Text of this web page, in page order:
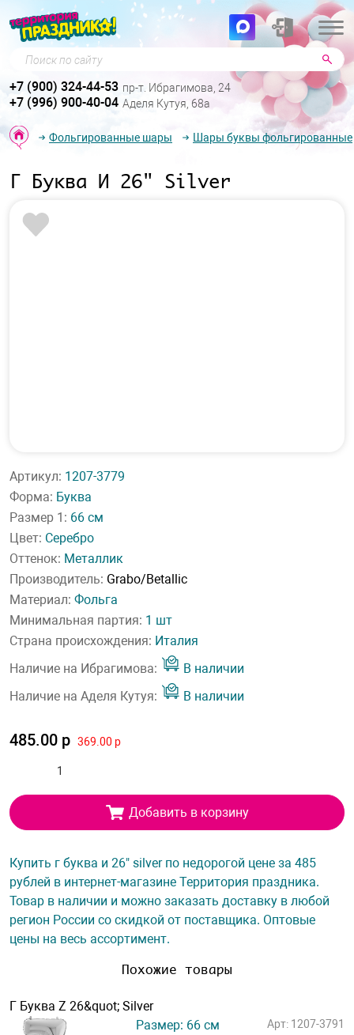
Поиск по сайту
+7 (900) 324-44-53 пр-т. Ибрагимова, 24
+7 (996) 900-40-04 Аделя Кутуя, 68а
Фольгированные шары Шары буквы фольгированные
Г Буква И 26" Silver
Артикул: 1207-3779
Форма: Буква
Размер 1: 66 см
Цвет: Серебро
Оттенок: Металлик
Производитель: Grabo/Betallic
Материал: Фольга
Минимальная партия: 1 шт
Страна происхождения: Италия
Наличие на Ибрагимова:
В наличии
Наличие на Аделя Кутуя:
В наличии
485.00 р 369.00 р
Добавить в корзину
Купить г буква и 26" silver по недорогой цене за 485
рублей в интернет-магазине Территория праздника.
Товар в наличии и можно заказать доставку в любой
регион России со скидкой от поставщика. Оптовые
цены на весь ассортимент.
Похожие товары
Г Буква Z 26&quot; Silver
Размер: 66 см
Арт: 1207-3791